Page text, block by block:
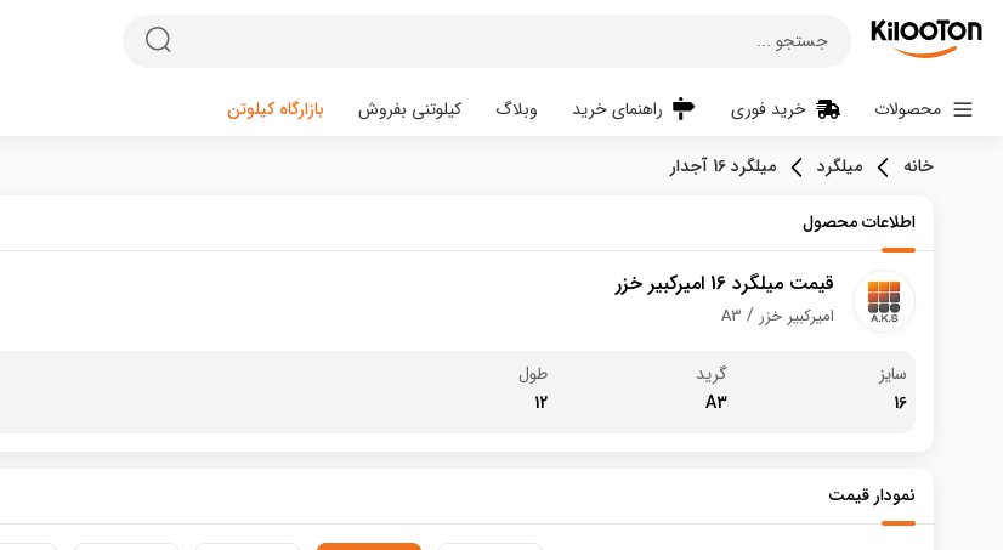
محصولات خرید فوری راهنمای خرید وبلاگ کیلوتنی بفروش بازارگاه کیلوتن
جستجو ...
خانه میلگرد میلگرد 16 آجدار
اطلاعات محصول
قیمت میلگرد 16 امیرکبیر خزر
A3 امیرکبیر خزر
سایز
16
گرید
A3
طول
12
نمودار قیمت